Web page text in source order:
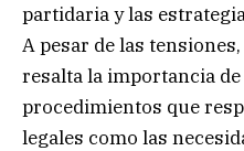
partidaria y las
A pesar de las
resalta la importancia
procedimientos que
legales como las